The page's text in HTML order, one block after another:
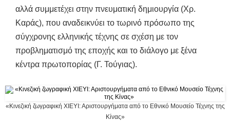
αλλά συμμετέχει στην πνευματική δημιουργία (Χρ.
Καράς), που αναδεικνύει το τωρινό πρόσωπο της
σύγχρονης ελληνικής τέχνης σε σχέση με τον
προβληματισμό της εποχής και το διάλογο με ξένα
κέντρα πρωτοπορίας (Γ. Τούγιας).
«Κινεζική ζωγραφική ΧΙΕΥΙ: Αριστουργήματα από το Εθνικό Μουσείο Τέχνης της
Κίνας»